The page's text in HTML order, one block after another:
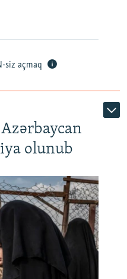
siz açmaq
olunub